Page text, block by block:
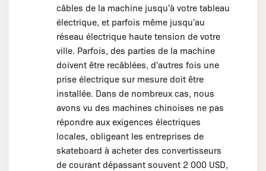
câbles de la machine jusqu'à votre tableau
électrique, et parfois même jusqu'au
réseau électrique haute tension de votre
ville. Parfois, des parties de la machine
doivent être recâblées, d'autres fois une
prise électrique sur mesure doit être
installée. Dans de nombreux cas, nous
avons vu des machines chinoises ne pas
répondre aux exigences électriques
locales, obligeant les entreprises de
skateboard à acheter des convertisseurs
de courant dépassant souvent 2 000 USD,